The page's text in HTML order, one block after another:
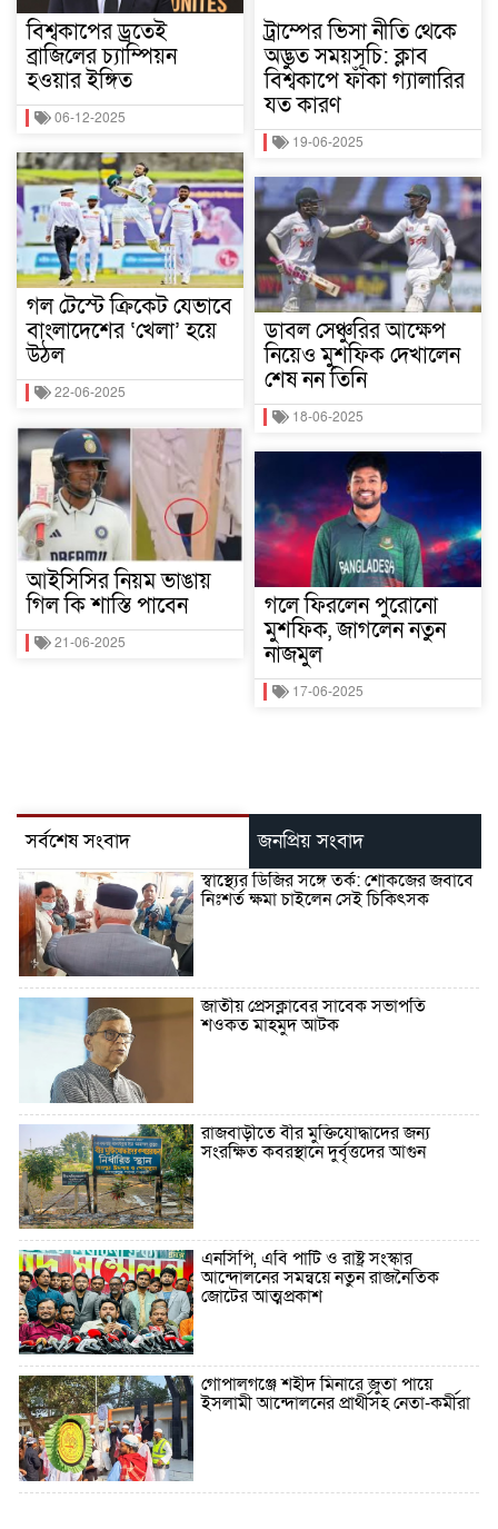
বিশ্বকাপের ড্রতেই
ব্রাজিলের চ্যাম্পিয়ন
হওয়ার ইঙ্গিত
06-12-2025
গল টেস্টে ক্রিকেট যেভাবে
বাংলাদেশের ‘খেলা’ হয়ে
উঠল
22-06-2025
আইসিসির নিয়ম ভাঙায়
গিল কি শাস্তি পাবেন
21-06-2025
ট্রাম্পের ভিসা নীতি থেকে
অদ্ভুত সময়সূচি: ক্লাব
বিশ্বকাপে ফাঁকা গ্যালারির
যত কারণ
19-06-2025
ডাবল সেঞ্চুরির আক্ষেপ
নিয়েও মুশফিক দেখালেন
শেষ নন তিনি
18-06-2025
গলে ফিরলেন পুরোনো
মুশফিক, জাগলেন নতুন
নাজমুল
17-06-2025
সর্বশেষ সংবাদ জনপ্রিয় সংবাদ
স্বাস্থ্যের ডিজির সঙ্গে তর্ক: শোকজের জবাবে
নিঃশর্ত ক্ষমা চাইলেন সেই চিকিৎসক
জাতীয় প্রেসক্লাবের সাবেক সভাপতি
শওকত মাহমুদ আটক
রাজবাড়ীতে বীর মুক্তিযোদ্ধাদের জন্য
সংরক্ষিত কবরস্থানে দুর্বৃত্তদের আগুন
এনসিপি, এবি পার্টি ও রাষ্ট্র সংস্কার
আন্দোলনের সমন্বয়ে নতুন রাজনৈতিক
জোটের আত্মপ্রকাশ
গোপালগঞ্জে শহীদ মিনারে জুতা পায়ে
ইসলামী আন্দোলনের প্রার্থীসহ নেতা-কর্মীরা